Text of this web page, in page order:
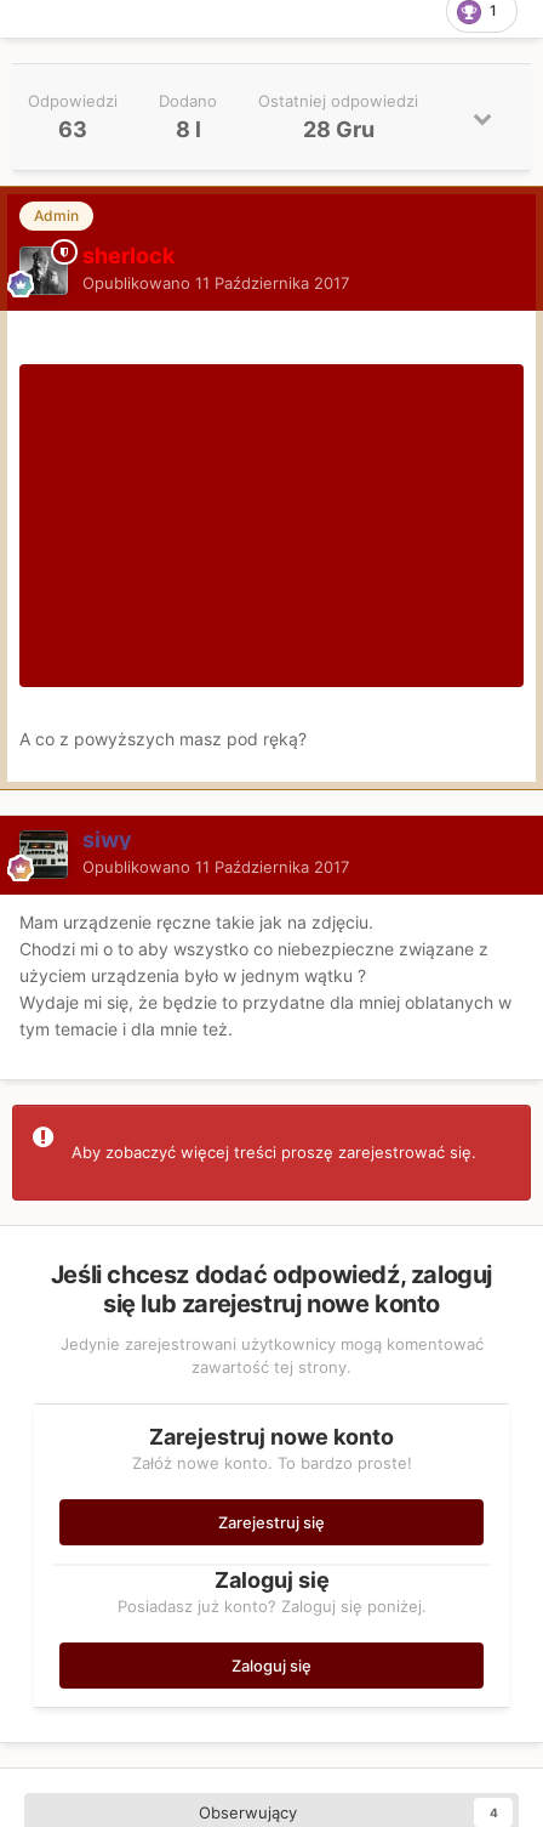
1
Odpowiedzi
63
Dodano
8 l
Ostatniej odpowiedzi
28 Gru
Admin
sherlock
Opublikowano 11 Października 2017
A co z powyższych masz pod ręką?
siwy
Opublikowano 11 Października 2017
Mam urządzenie ręczne takie jak na zdjęciu.
Chodzi mi o to aby wszystko co niebezpieczne związane z
użyciem urządzenia było w jednym wątku ?
Wydaje mi się, że będzie to przydatne dla mniej oblatanych w
tym temacie i dla mnie też.
Aby zobaczyć więcej treści proszę zarejestrować się.
Jeśli chcesz dodać odpowiedź, zaloguj
się lub zarejestruj nowe konto
Jedynie zarejestrowani użytkownicy mogą komentować
zawartość tej strony.
Zarejestruj nowe konto
Załóż nowe konto. To bardzo proste!
Zarejestruj się
Zaloguj się
Posiadasz już konto? Zaloguj się poniżej.
Zaloguj się
Obserwujący 4